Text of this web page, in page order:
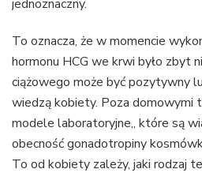
jednoznaczny.
To oznacza, że w momencie
hormonu HCG we krwi było zbyt
ciążowego może być pozytywny
wiedzą kobiety. Poza domowymi
modele laboratoryjne,, które są
obecność gonadotropiny
To od kobiety zależy, jaki rodzaj